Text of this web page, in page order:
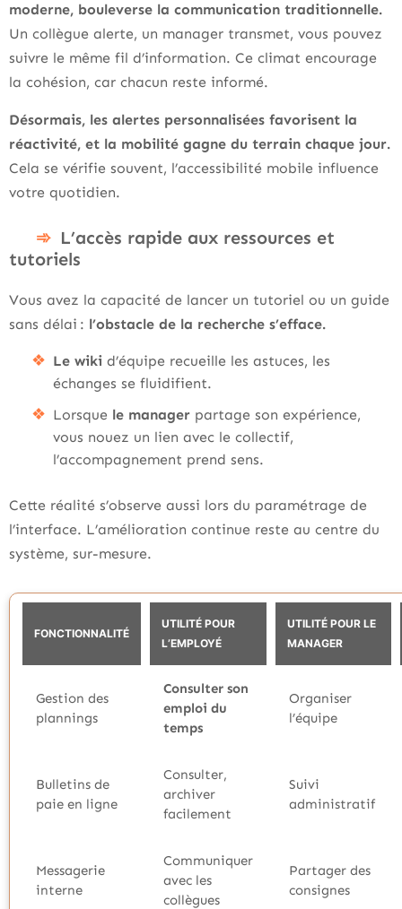
moderne, bouleverse la communication traditionnelle.
Un collègue alerte, un manager transmet, vous pouvez
suivre le même fil d’information. Ce climat encourage
la cohésion, car chacun reste informé.
Désormais, les alertes personnalisées favorisent la
réactivité, et la mobilité gagne du terrain chaque jour.
Cela se vérifie souvent, l’accessibilité mobile influence
votre quotidien.
L’accès rapide aux ressources et
tutoriels
Vous avez la capacité de lancer un tutoriel ou un guide
sans délai : l’obstacle de la recherche s’efface.
Le wiki d’équipe recueille les astuces, les
échanges se fluidifient.
Lorsque le manager partage son expérience,
vous nouez un lien avec le collectif,
l’accompagnement prend sens.
Cette réalité s’observe aussi lors du paramétrage de
l’interface. L’amélioration continue reste au centre du
système, sur-mesure.
FONCTIONNALITÉ
UTILITÉ POUR
L’EMPLOYÉ
UTILITÉ POUR LE
MANAGER
Gestion des
plannings
Consulter son
emploi du
temps
Organiser
l’équipe
Bulletins de
paie en ligne
Consulter,
archiver
facilement
Suivi
administratif
Messagerie
interne
Communiquer
avec les
collègues
Partager des
consignes